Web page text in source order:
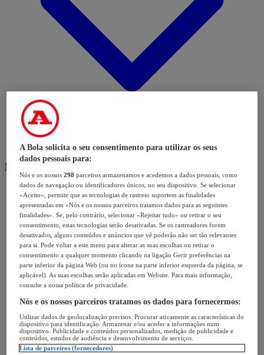
Modalidades
A Bola solicita o seu consentimento para utilizar os seus
dados pessoais para:
Nós e os nossos298 parceiros armazenamos e acedemos a dados pessoais, como
dados de navegação ou identificadores únicos, no seu dispositivo. Se selecionar
«Aceito», permite que as tecnologias de rastreio suportem as finalidades
apresentadas em «Nós e os nossos parceiros tratamos dados para as seguintes
finalidades». Se, pelo contrário, selecionar «Rejeitar tudo» ou retirar o seu
consentimento, estas tecnologias serão desativadas. Se os rastreadores forem
desativados, alguns conteúdos e anúncios que vê poderão não ser tão relevantes
para si. Pode voltar a este menu para alterar as suas escolhas ou retirar o
consentimento a qualquer momento clicando na ligação Gerir preferências na
parte inferior da página Web (ou no ícone na parte inferior esquerda da página, se
aplicável). As suas escolhas serão aplicadas em Website. Para mais informação,
consulte a nossa política de privacidade.
Nós e os nossos parceiros tratamos os dados para fornecermos:
Utilizar dados de geolocalização precisos. Procurar ativamente as características do
dispositivo para identificação. Armazenar e/ou aceder a informações num
dispositivo. Publicidade e conteúdos personalizados, medição de publicidade e
conteúdos, estudos de audiência e desenvolvimento de serviços.
Lista de parceiros (fornecedores)